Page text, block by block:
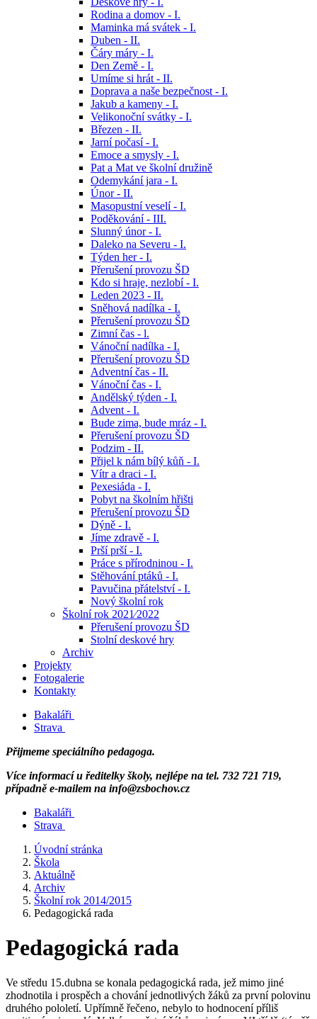
Rodina a domov - I.
Maminka má svátek - I.
Duben - II.
Čáry máry - I.
Den Země - I.
Umíme si hrát - II.
Doprava a naše bezpečnost - I.
Jakub a kameny - I.
Velikonoční svátky - I.
Březen - II.
Jarní počasí - I.
Emoce a smysly - I.
Pat a Mat ve školní družině
Odemykání jara - I.
Únor - II.
Masopustní veselí - I.
Poděkování - III.
Slunný únor - I.
Daleko na Severu - I.
Týden her - I.
Přerušení provozu ŠD
Kdo si hraje, nezlobí - I.
Leden 2023 - II.
Sněhová nadílka - I.
Přerušení provozu ŠD
Zimní čas - l.
Vánoční nadílka - I.
Přerušení provozu ŠD
Adventní čas - II.
Vánoční čas - I.
Andělský týden - I.
Advent - I.
Bude zima, bude mráz - I.
Přerušení provozu ŠD
Podzim - II.
Přijel k nám bílý kůň - I.
Vítr a draci - I.
Pexesiáda - I.
Pobyt na školním hřišti
Přerušení provozu ŠD
Dýně - I.
Jíme zdravě - I.
Prší prší - I.
Práce s přírodninou - I.
Stěhování ptáků - I.
Pavučina přátelství - I.
Nový školní rok
Školní rok 2021⁄2022
Přerušení provozu ŠD
Stolní deskové hry
Archiv
Projekty
Fotogalerie
Kontakty
Bakaláři
Strava
Přijmeme speciálního pedagoga.
Více informací u ředitelky školy, nejlépe na tel. 732 721 719,
případně e-mailem na info@zsbochov.cz
Bakaláři
Strava
Úvodní stránka
Škola
Aktuálně
Archiv
Školní rok 2014/2015
Pedagogická rada
Pedagogická rada
Ve středu 15.dubna se konala pedagogická rada, jež mimo jiné
zhodnotila i prospěch a chování jednotlivých žáků za první polovinu
druhého pololetí. Upřímně řečeno, nebylo to hodnocení příliš